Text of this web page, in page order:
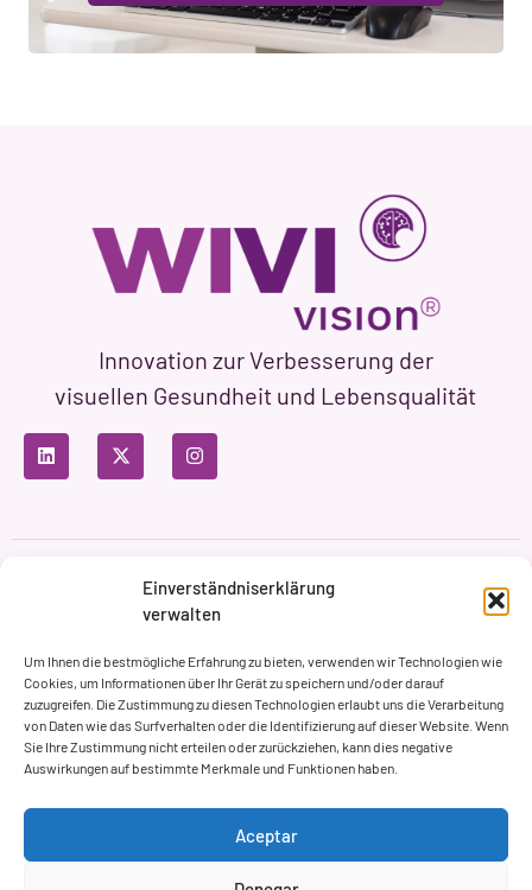
Einverständniserklärung
verwalten
Um Ihnen die bestmögliche Erfahrung zu bieten, verwenden wir Technologien wie
Cookies, um Informationen über Ihr Gerät zu speichern und/oder darauf
zuzugreifen. Die Zustimmung zu diesen Technologien erlaubt uns die Verarbeitung
von Daten wie das Surfverhalten oder die Identifizierung auf dieser Website. Wenn
Sie Ihre Zustimmung nicht erteilen oder zurückziehen, kann dies negative
Auswirkungen auf bestimmte Merkmale und Funktionen haben.
Aceptar
Innovation zur Verbesserung der
visuellen Gesundheit und Lebensqualität
Datenschutzbestimmungen
Nutzungsbedingungen
Cookie-Richtlinie